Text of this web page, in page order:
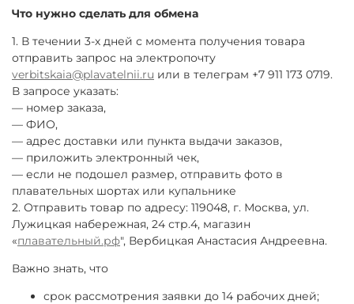
Что нужно сделать для обмена
1. В течении 3-х дней с момента получения товара
отправить запрос на электропочту
verbitskaia@plavatelnii.ru или в телеграм +7 911 173 0719.
В запросе указать:
— номер заказа,
— ФИО,
— адрес доставки или пункта выдачи заказов,
— приложить электронный чек,
— если не подошел размер, отправить фото в
плавательных шортах или купальнике
2. Отправить товар по адресу: 119048, г. Москва, ул.
Лужицкая набережная, 24 стр.4, магазин
«плавательный.рф", Вербицкая Анастасия Андреевна.
Важно знать, что
срок рассмотрения заявки до 14 рабочих дней;